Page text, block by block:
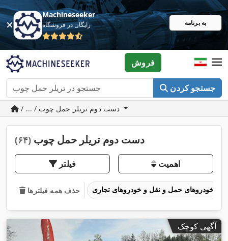
Machineseeker
رایگان در فروشگاه به برنامه
جستجو کردن
فروش
دست دوم تریلر حمل چوب (۶۴)
فیلتر اهمیت
حذف همه فیلترها
آگهی کوچک